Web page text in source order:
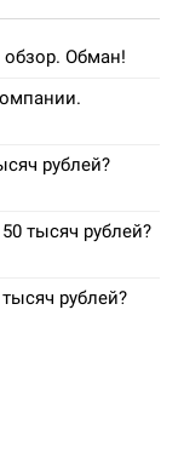
Обман!
рублей?
тысяч рублей?
рублей?